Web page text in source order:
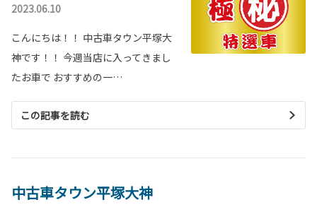
2023.06.10
こんにちは！！ 中古車タウン平塚大
神です！！ 今週当店に入ってきまし
たお車で おすすめの一…
この記事を読む
中古車タウン平塚大神